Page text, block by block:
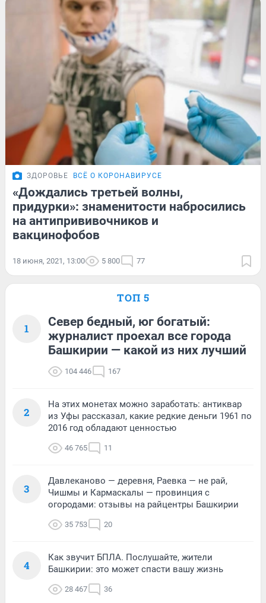
ЗДОРОВЬЕ ВСЁ О КОРОНАВИРУСЕ
«Дождались третьей волны,
придурки»: знаменитости набросились
на антипрививочников и
вакцинофобов
18 июня, 2021, 13:00 5 800 77
ТОП 5
1
Север бедный, юг богатый:
журналист проехал все города
Башкирии — какой из них лучший
104 446 167
2
На этих монетах можно заработать: антиквар
из Уфы рассказал, какие редкие деньги 1961 по
2016 год обладают ценностью
46 765 11
3
Давлеканово — деревня, Раевка — не рай,
Чишмы и Кармаскалы — провинция с
огородами: отзывы на райцентры Башкирии
35 753 20
4
Как звучит БПЛА. Послушайте, жители
Башкирии: это может спасти вашу жизнь
28 467 36